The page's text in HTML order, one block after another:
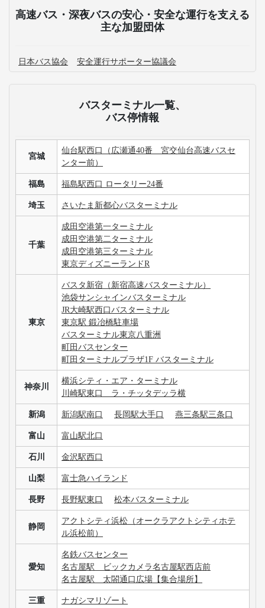
高速バス・深夜バスの安心・安全な運行を支える
主な加盟団体
日本バス協会 安全運行サポーター協議会
バスターミナル一覧、
バス停情報
宮城
仙台駅西口（広瀬通40番 宮交仙台高速バスセ
ンター前）
福島 福島駅西口 ロータリー24番
埼玉 さいたま新都心バスターミナル
千葉
成田空港第一ターミナル
成田空港第二ターミナル
成田空港第三ターミナル
東京ディズニーランドR
東京
バスタ新宿（新宿高速バスターミナル）
池袋サンシャインバスターミナル
JR大崎駅西口バスターミナル
東京駅 鍛冶橋駐車場
バスターミナル東京八重洲
町田バスセンター
町田ターミナルプラザ1F バスターミナル
神奈川
横浜シティ・エア・ターミナル
川崎駅東口 ラ・チッタデッラ横
新潟 新潟駅南口 長岡駅大手口 燕三条駅三条口
富山 富山駅北口
石川 金沢駅西口
山梨 富士急ハイランド
長野 長野駅東口 松本バスターミナル
静岡
アクトシティ浜松（オークラアクトシティホテ
ル浜松前）
愛知
名鉄バスセンター
名古屋駅 ビックカメラ名古屋駅西店前
名古屋駅 太閤通口広場【集合場所】
三重 ナガシマリゾート